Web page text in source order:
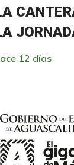
12 días